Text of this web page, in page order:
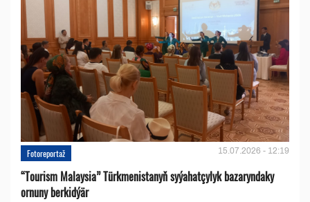
Fotoreportaž 15.07.2026 - 12:19
“Tourism Malaysia” Türkmenistanyň syýahatçylyk bazaryndaky
ornuny berkidýär